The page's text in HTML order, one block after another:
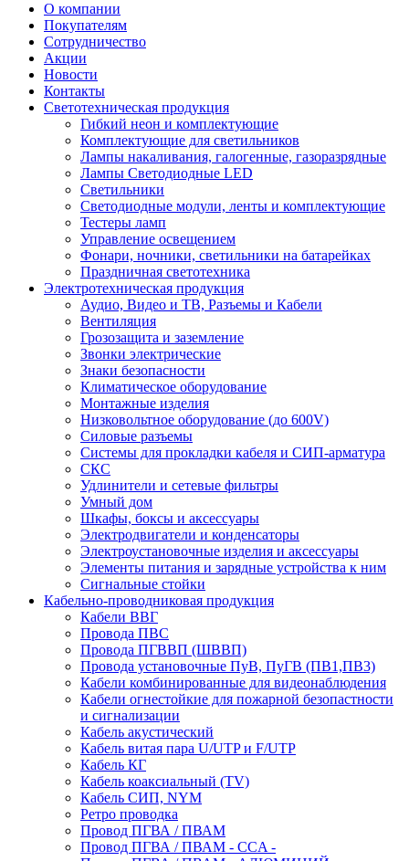
О компании
Покупателям
Сотрудничество
Акции
Новости
Контакты
Светотехническая продукция
Гибкий неон и комплектующие
Комплектующие для светильников
Лампы накаливания, галогенные, газоразрядные
Лампы Светодиодные LED
Светильники
Светодиодные модули, ленты и комплектующие
Тестеры ламп
Управление освещением
Фонари, ночники, светильники на батарейках
Праздничная светотехника
Электротехническая продукция
Аудио, Видео и ТВ, Разъемы и Кабели
Вентиляция
Грозозащита и заземление
Звонки электрические
Знаки безопасности
Климатическое оборудование
Монтажные изделия
Низковольтное оборудование (до 600V)
Силовые разъемы
Системы для прокладки кабеля и СИП-арматура
СКС
Удлинители и сетевые фильтры
Умный дом
Шкафы, боксы и аксессуары
Электродвигатели и конденсаторы
Электроустановочные изделия и аксессуары
Элементы питания и зарядные устройства к ним
Сигнальные стойки
Кабельно-проводниковая продукция
Кабели ВВГ
Провода ПВС
Провода ПГВВП (ШВВП)
Провода установочные ПуВ, ПуГВ (ПВ1,ПВ3)
Кабели комбинированные для видеонаблюдения
Кабели огнестойкие для пожарной безопастности
и сигнализации
Кабель акустический
Кабель витая пара U/UTP и F/UTP
Кабель КГ
Кабель коаксиальный (TV)
Кабель СИП, NYM
Ретро проводка
Провод ПГВА / ПВАМ
Провод ПГВА / ПВАМ - CCA -